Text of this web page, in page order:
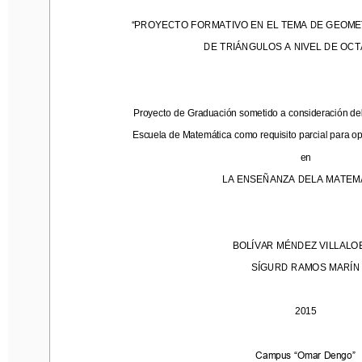
DE TRIÁNGULOS A NIVE
SÍGURD RAMOS MARÍ N
“PROYECTO FORMATIVO EN EL TEMA DE
DE TRIÁNGULOS A NIVE L DE
Proyecto de Graduación sometido a consideración
Escuela de Matemática como requisito parcial para
en
LA ENSEÑANZA DELA
BOLÍVAR MÉNDEZ
SÍGURD RAMOS MARÍ N
2015
Campus “Omar Dengo”